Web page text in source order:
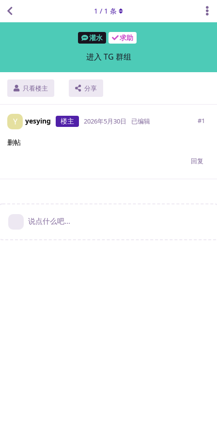
灌水 求助
进入 TG 群组
只看楼主 分享
1 / 1 条
Y yesying 楼主 2026年5月30日 已编辑 #1
删帖
回复
说点什么吧...